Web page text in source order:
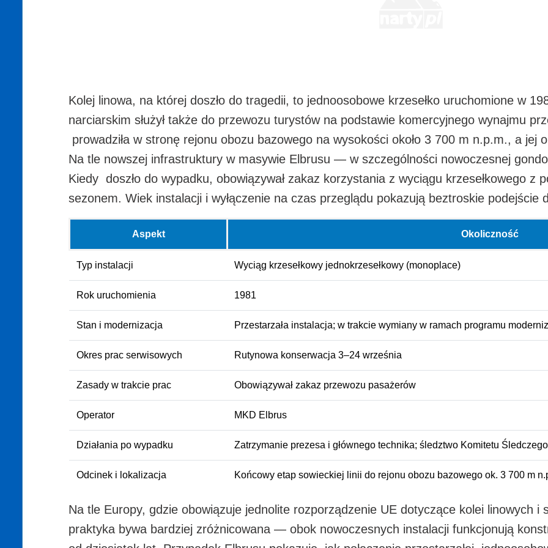
Kolej linowa, na której doszło do tragedii, to jednoosobowe krzesełko uruchomione w
narciarskim służył także do przewozu turystów na podstawie komercyjnego wynajmu
prowadziła w stronę rejonu obozu bazowego na wysokości około 3 700 m n.p.m., a jej
Na tle nowszej infrastruktury w masywie Elbrusu — w szczególności nowoczesnej
Kiedy doszło do wypadku, obowiązywał zakaz korzystania z wyciągu krzesełkowego z
sezonem. Wiek instalacji i wyłączenie na czas przeglądu pokazują beztroskie podejście
Aspekt Okoliczność
Typ instalacji Wyciąg krzesełkowy jednokrzesełkowy (monoplace)
Rok uruchomienia 1981
Stan i modernizacja Przestarzała instalacja; w trakcie wymiany w ramach programu
Okres prac serwisowych Rutynowa konserwacja 3–24 września
Zasady w trakcie prac Obowiązywał zakaz przewozu pasażerów
Operator MKD Elbrus
Działania po wypadku Zatrzymanie prezesa i głównego technika; śledztwo Komitetu
Odcinek i lokalizacja Końcowy etap sowieckiej linii do rejonu obozu bazowego ok. 3 700 m
Na tle Europy, gdzie obowiązuje jednolite rozporządzenie UE dotyczące kolei linowych
praktyka bywa bardziej zróżnicowana — obok nowoczesnych instalacji funkcjonują